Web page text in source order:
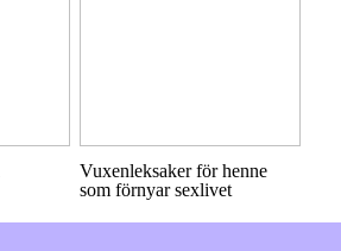
Vuxenleksaker för henne
som förnyar sexlivet